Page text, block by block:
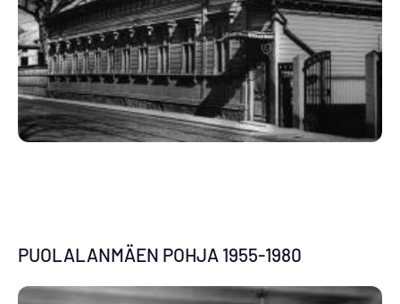
PUOLALANMÄEN POHJA 1955-1980